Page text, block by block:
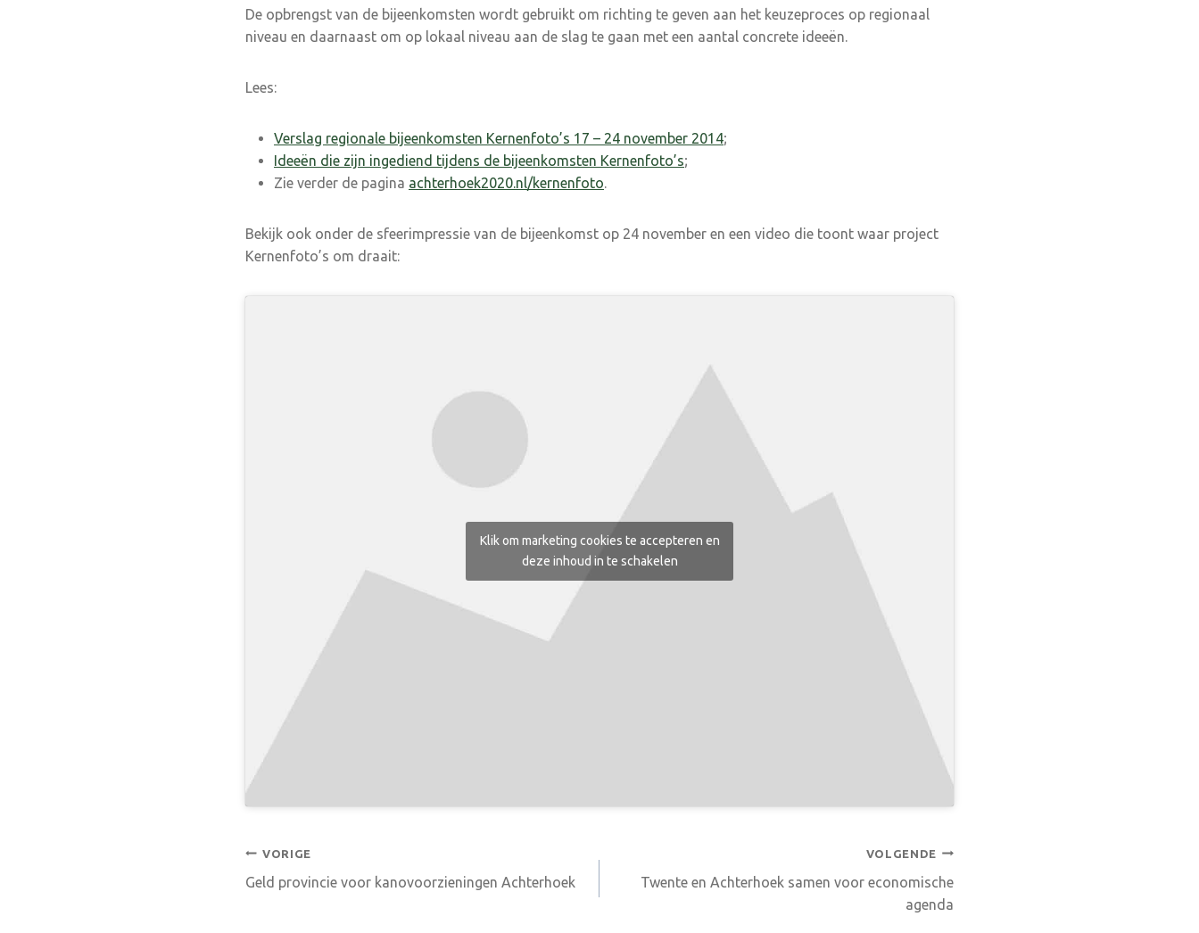
De opbrengst van de bijeenkomsten wordt gebruikt om richting te geven aan het keuzeproces op regionaal
niveau en daarnaast om op lokaal niveau aan de slag te gaan met een aantal concrete ideeën.
Lees:
Verslag regionale bijeenkomsten Kernenfoto’s 17 – 24 november 2014;
Ideeën die zijn ingediend tijdens de bijeenkomsten Kernenfoto’s;
Zie verder de pagina achterhoek2020.nl/kernenfoto.
Bekijk ook onder de sfeerimpressie van de bijeenkomst op 24 november en een video die toont waar project
Kernenfoto’s om draait:
Klik om marketing cookies te accepteren en
deze inhoud in te schakelen
Bericht
navigatie
VORIGE
Geld provincie voor kanovoorzieningen Achterhoek
VOLGENDE
Twente en Achterhoek samen voor economische
agenda